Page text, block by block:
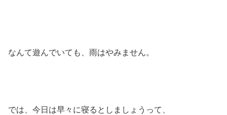
なんて遊んでいても、雨はやみません。
では、今日は早々に寝るとしましょうって、